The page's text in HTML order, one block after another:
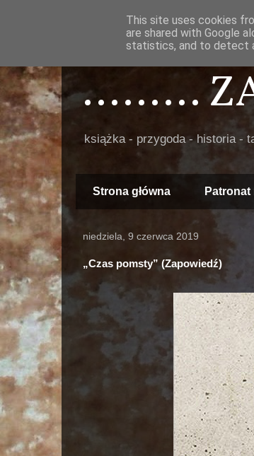
.........
książka - przygoda - historia -
Strona główna
niedziela, 9 czerwca 2019
„Czas pomsty” (Zapowiedź)
This site uses cookies
are shared with Google
statistics, and to detect